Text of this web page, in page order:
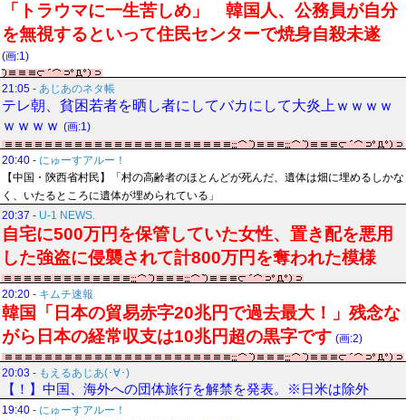
「トラウマに一生苦しめ」 韓国人、公務員が自分
を無視するといって住民センターで焼身自殺未遂
(画:1)
21:05 - あじあのネタ帳
テレ朝、貧困若者を晒し者にしてバカにして大炎上ｗｗｗｗ
ｗｗｗｗ (画:1)
20:40 - にゅーすアルー！
【中国・陝西省村民】「村の高齢者のほとんどが死んだ、遺体は畑に埋めるしかな
く、いたるところに遺体が埋められている」
20:37 - U-1 NEWS.
自宅に500万円を保管していた女性、置き配を悪用
した強盗に侵襲されて計800万円を奪われた模様
20:20 - キムチ速報
韓国「日本の貿易赤字20兆円で過去最大！」残念な
がら日本の経常収支は10兆円超の黒字です (画:2)
20:03 - もえるあじあ(･∀･)
【！】中国、海外への団体旅行を解禁を発表。※日米は除外
19:40 - にゅーすアルー！